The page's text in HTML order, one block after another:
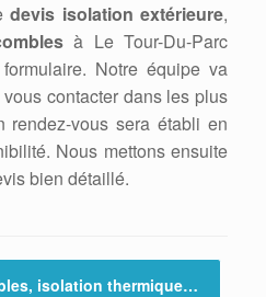
devis isolation extérieure,
à Le Tour-Du-Parc
Notre équipe va
contacter dans les plus
rendez-vous sera établi en
Nous mettons ensuite
bien détaillé.
isolation thermique…